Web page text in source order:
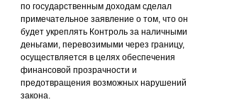
по государственным доходам сделал
примечательное заявление о том, что он
будет укреплять Контроль за наличными
деньгами, перевозимыми через границу,
осуществляется в целях обеспечения
финансовой прозрачности и
предотвращения возможных нарушений
закона.